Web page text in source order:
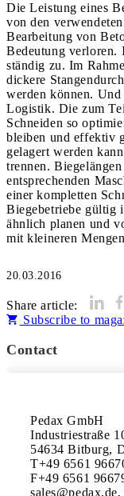
Die Leistung eines
von den
Bearbeitung von
Bedeutung verloren.
ständig zu. Im
dickere
werden können. Und
Logistik. Die zum
Schneiden so
bleiben und effektiv
gelagert werden
trennen.
entsprechenden
einer kompletten
Biegebetriebe gültig
ähnlich planen und
mit kleineren
20.03.2016
Share article:
Subscribe to
Contact
Pedax GmbH
Industriestraße
54634 Bitburg,
T+49 6561
F+49 6561